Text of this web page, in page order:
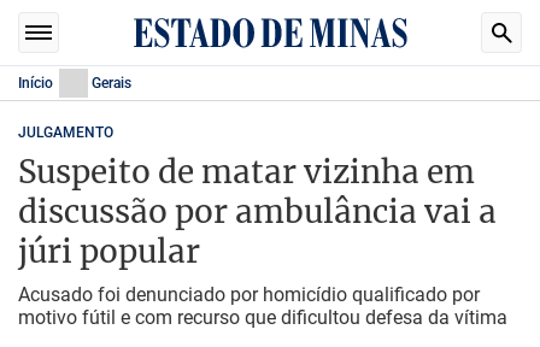
Início Gerais
JULGAMENTO
Suspeito de matar vizinha em
discussão por ambulância vai a
júri popular
Acusado foi denunciado por homicídio qualificado por
motivo fútil e com recurso que dificultou defesa da vítima